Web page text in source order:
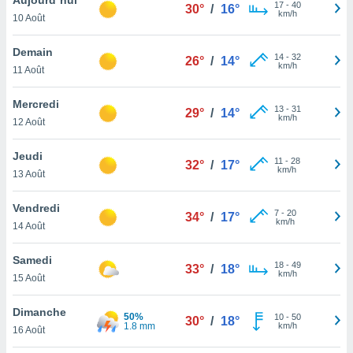
et
»,
au
vous
qu'ils
ou
le
ainsi
un
la
du
10 Août
30° / 16° 17- 40
km/h
Demain
11 Août
26° / 14° 14- 32
km/h
Mercredi
12 Août
29° / 14° 13- 31
km/h
Jeudi
13 Août
32° / 17° 11 - 28
km/h
Vendredi
14 Août
34° / 17° 7- 20
km/h
Samedi
15 Août
33° / 18° 18- 49
km/h
Dimanche
16 Août
50%
1.8 mm
30° / 18° 10- 50
km/h